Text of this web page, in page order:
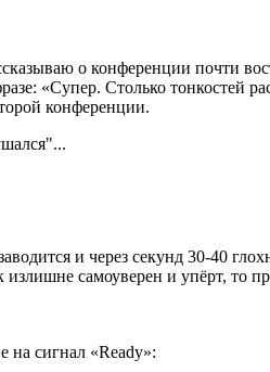
о конференции почти
«Супер. Столько тонкостей
конференции.
и через секунд 30-40
самоуверен и упёрт, то
на сигнал «Ready»: